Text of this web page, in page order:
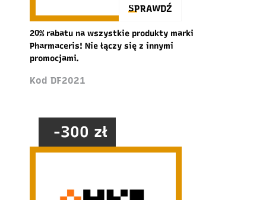
SPRAWDŹ
20% rabatu na wszystkie produkty marki
Pharmaceris! Nie łączy się z innymi
promocjami.
Kod DF2021
-300 zł